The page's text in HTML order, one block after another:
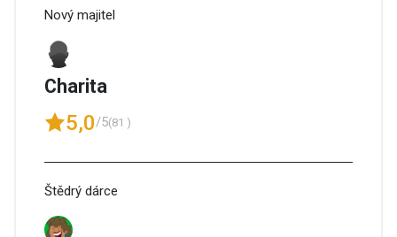
Nový majitel
Charita
5,0/5(81 )
Štědrý dárce